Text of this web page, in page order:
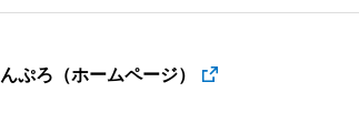
ぷろ（ホームページ）